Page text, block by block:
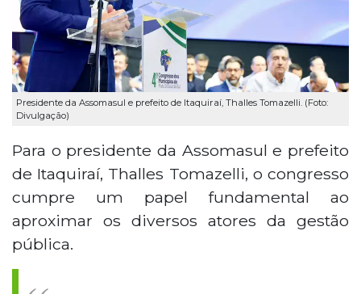
Presidente da Assomasul e prefeito de Itaquiraí, Thalles Tomazelli. (Foto:
Divulgação)
Para o presidente da Assomasul e prefeito
de Itaquiraí, Thalles Tomazelli, o congresso
cumpre um papel fundamental ao
aproximar os diversos atores da gestão
pública.